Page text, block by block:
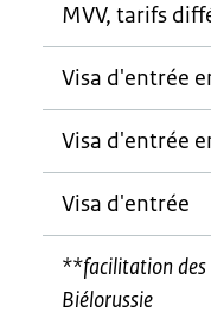
MVV, tarifs
Visa d'entrée
Visa d'entrée
Visa d'entrée
**facilitation des
Biélorussie